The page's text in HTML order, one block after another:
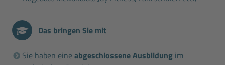
Das bringen Sie mit
Sie haben eineabgeschlossene Ausbildung im